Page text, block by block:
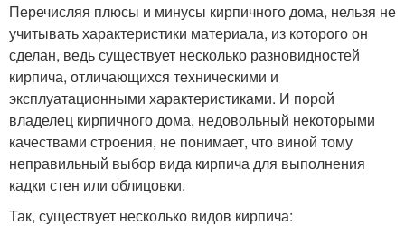
Перечисляя плюсы и минусы кирпичного дома, нельзя не
учитывать характеристики материала, из которого он
сделан, ведь существует несколько разновидностей
кирпича, отличающихся техническими и
эксплуатационными характеристиками. И порой
владелец кирпичного дома, недовольный некоторыми
качествами строения, не понимает, что виной тому
неправильный выбор вида кирпича для выполнения
кадки стен или облицовки.
Так, существует несколько видов кирпича: